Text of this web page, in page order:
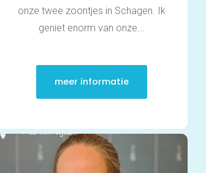
onze twee zoontjes in Schagen. Ik
geniet enorm van onze...
meer informatie